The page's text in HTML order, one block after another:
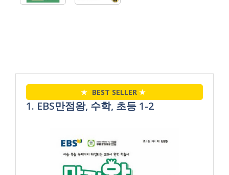
★ BEST SELLER ★
1. EBS만점왕, 수학, 초등 1-2